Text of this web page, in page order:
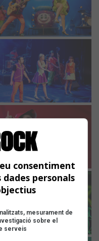
consentiment
personals
mesurament de
sobre el
serveis